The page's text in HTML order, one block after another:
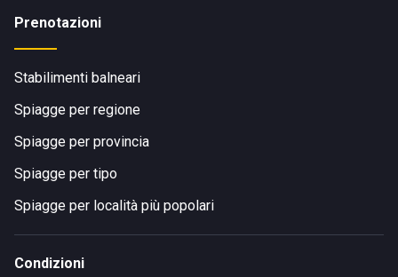
Prenotazioni
Stabilimenti balneari
Spiagge per regione
Spiagge per provincia
Spiagge per tipo
Spiagge per località più popolari
Condizioni